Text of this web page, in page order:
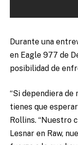
Durante una
en Eagle 977 de
posibilidad de
“Si dependiera de
tienes que
Rollins. “Nuestro
Lesnar en Raw,